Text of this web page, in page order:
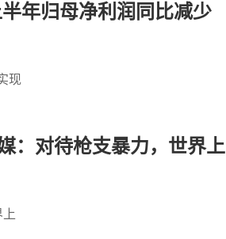
年归母净利润同比减少
现
：对待枪支暴力，世界上